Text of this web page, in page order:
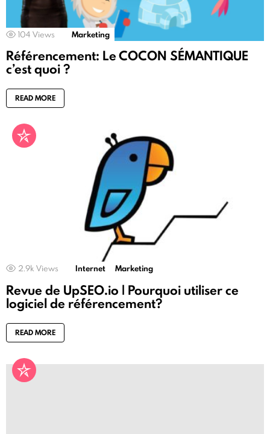
104 Views Marketing
Référencement: Le COCON SÉMANTIQUE
c’est quoi ?
READ MORE
2.9k Views Internet Marketing
Revue de UpSEO.io | Pourquoi utiliser ce
logiciel de référencement?
READ MORE